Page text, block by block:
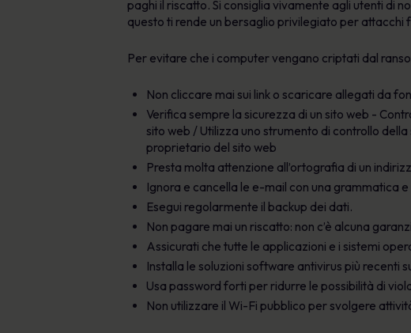
paghi il riscatto. Si consiglia vivamente agli utenti di
questo ti rende un bersaglio privilegiato per attacchi
Per evitare che i computer vengano criptati dal
Non cliccare mai sui link o scaricare allegati da
Verifica sempre la sicurezza di un sito web -
sito web / Utilizza uno strumento di controllo
proprietario del sito web
Presta molta attenzione all’ortografia di un
Ignora e cancella le e-mail con una grammatica
Esegui regolarmente il backup dei dati.
Non pagare mai un riscatto: non c’è alcuna
Assicurati che tutte le applicazioni e i sistemi
Installa le soluzioni software antivirus più recenti
Usa password forti per ridurre le possibilità di
Non utilizzare il Wi-Fi pubblico per svolgere